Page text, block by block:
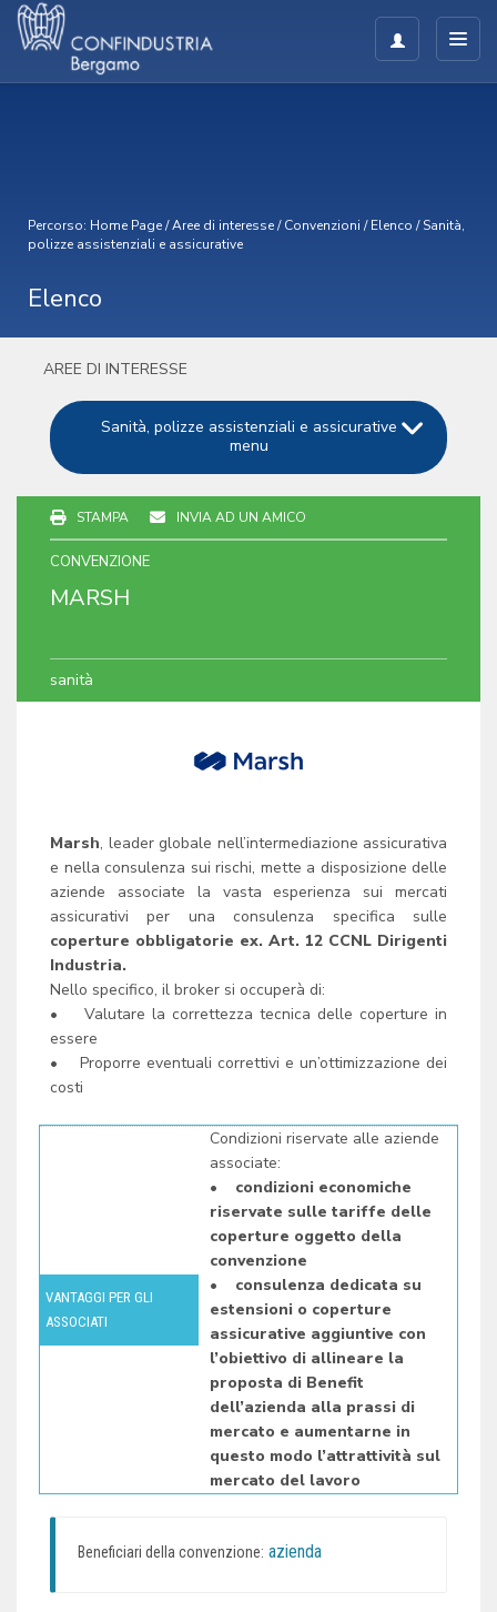
Percorso: Home Page/Aree di interesse/Convenzioni /Elenco /Sanità,
polizze assistenziali e assicurative
Elenco
AREE DI INTERESSE
Sanità, polizze assistenziali e assicurative
menu
STAMPA INVIA AD UN AMICO
CONVENZIONE
MARSH
sanità
Marsh, leader globale nell’intermediazione assicurativa
e nella consulenza sui rischi, mette a disposizione delle
aziende associate la vasta esperienza sui mercati
assicurativi per una consulenza specifica sulle
coperture obbligatorie ex. Art. 12 CCNL Dirigenti
Industria.
Nello specifico, il broker si occuperà di:
• Valutare la correttezza tecnica delle coperture in
essere
• Proporre eventuali correttivi e un’ottimizzazione dei
costi
VANTAGGI PER GLI
ASSOCIATI
Condizioni riservate alle aziende
associate:
• condizioni economiche
riservate sulle tariffe delle
coperture oggetto della
convenzione
• consulenza dedicata su
estensioni o coperture
assicurative aggiuntive con
l’obiettivo di allineare la
proposta di Benefit
dell’azienda alla prassi di
mercato e aumentarne in
questo modo l’attrattività sul
mercato del lavoro
Beneficiari della convenzione: azienda